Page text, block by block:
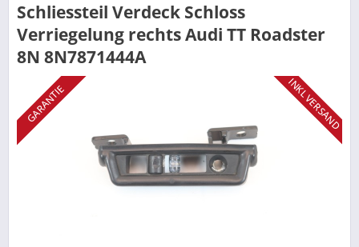
Schliessteil Verdeck Schloss
Verriegelung rechts Audi TT Roadster
8N 8N7871444A
GARANTIE INKL VERSAND